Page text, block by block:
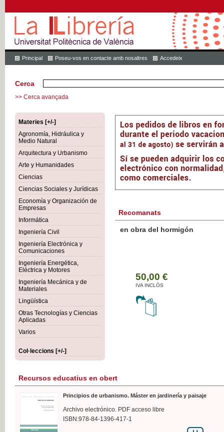
Principal Poseu-vos en contacte amb nosaltres Accedeix
Cerca
>> Cerca avançada
Materies [+/-]
Agronomía, Hidráulica y
Medio Natural
Arquitectura y Urbanismo
Arte y Humanidades
Ciencias
Ciencias Sociales y Jurídicas
Economía y Organización de
Empresas
Informática
Ingeniería Civil
Ingeniería Electrónica y
Comunicaciones
Ingeniería Energética,
Eléctrica y Motores
Ingeniería Mecánica y de
Materiales
Lingüística
Otras Tecnologías y Ciencias
Aplicadas
Varios
Col·leccions [+/-]
Recomanats
Botánica Agroalimentaria
Recursos educatius en obert
Principios de urbanismo. Máster en jardinería y paisaje
Archivo electrónico. PDF acceso libre
ISBN:978-84-1396-417-1